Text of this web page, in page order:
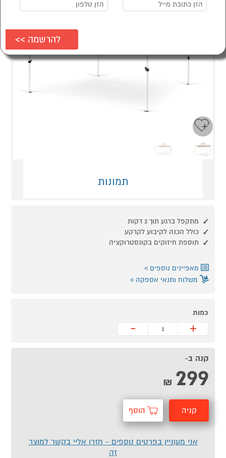
תמונות
מתקפל ברגע תוך 2 דקות
כולל הכנה לקיבוע לקרקע
תוספת חיזוקים בקונסטרוקציה
מאפיינים נוספים
משלוח ותנאי אספקה
כמות
+
-
קנה ב-
299
₪
קניה הוסף
אני מעוניין בפרטים נוספים - חזרו אליי בקשר למוצר
זה